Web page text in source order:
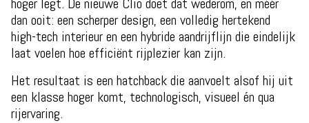
dan ooit: een scherper design, een volledig hertekend
high-tech interieur en een hybride aandrijflijn die eindelijk
laat voelen hoe efficiënt rijplezier kan zijn.
Het resultaat is een hatchback die aanvoelt alsof hij uit
een klasse hoger komt, technologisch, visueel én qua
rijervaring.